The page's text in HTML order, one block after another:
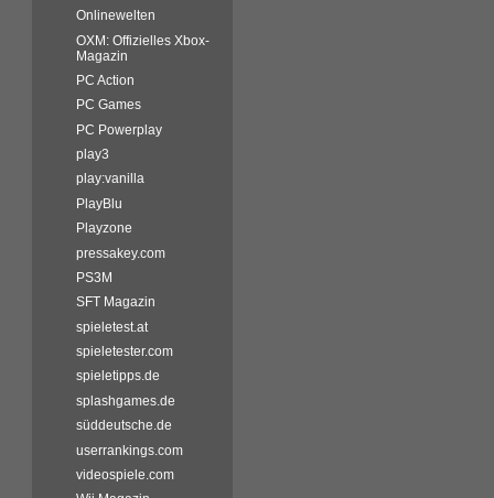
Onlinewelten
OXM: Offizielles Xbox-
Magazin
PC Action
PC Games
PC Powerplay
play3
play:vanilla
PlayBlu
Playzone
pressakey.com
PS3M
SFT Magazin
spieletest.at
spieletester.com
spieletipps.de
splashgames.de
süddeutsche.de
userrankings.com
videospiele.com